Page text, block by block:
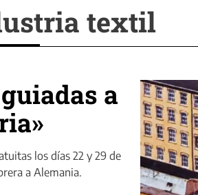
textil
a
los días 22 y 29 de
a Alemania.